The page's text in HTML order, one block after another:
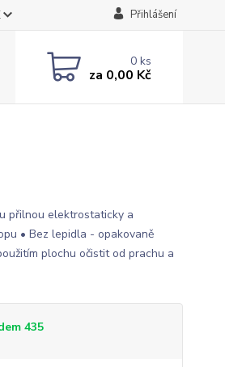
Přihlášení
0ks
za 0,00 Kč
přilnou elektrostaticky a
• Bez lepidla - opakovaně
plochu očistit od prachu a
435